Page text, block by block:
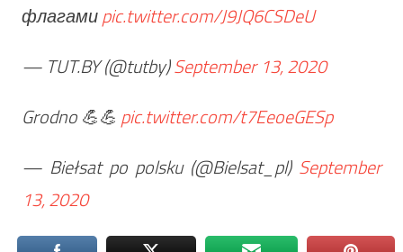
флагамиpic.twitter.com/J9JQ6CSDeU
— TUT.BY (@tutby)September 13, 2020
Grodno 💪💪 pic.twitter.com/t7EeoeGESp
— Biełsat po polsku (@Bielsat_pl) September
13, 2020